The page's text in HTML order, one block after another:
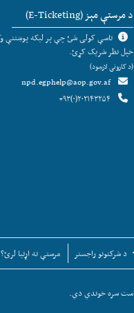
د مرستې مېز (E-Ticketing)
تاسې کولی شئ چې پر لیکه پوښتنې
خپل نظر شریک کړئ.
(د کارونې لارښود)
npd.egphelp@aop.gov.af
د شرکتونو راجستر مرستې ته اړتیا لرئ؟